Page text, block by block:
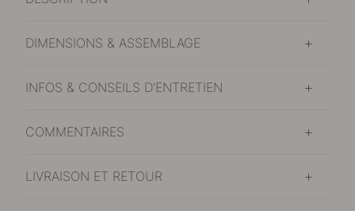
DIMENSIONS & ASSEMBLAGE
INFOS & CONSEILS D'ENTRETIEN
COMMENTAIRES
LIVRAISON ET RETOUR